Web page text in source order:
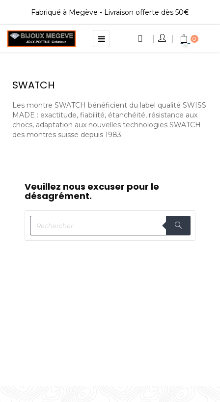
Fabriqué à Megève - Livraison offerte dès 50€
Basculer
la
☰ 0
SWATCH
Les montre SWATCH bénéficient du label qualité SWISS
MADE : exactitude, fiabilité, étanchéité, résistance aux
chocs, adaptation aux nouvelles technologies SWATCH
des montres suisse depuis 1983.
Veuillez nous excuser pour le
désagrément.